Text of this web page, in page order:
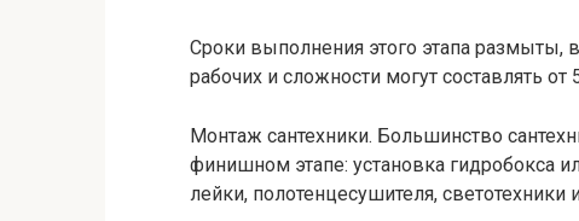
Сроки выполнения этого этапа размыты,
рабочих и сложности могут составлять от
Монтаж сантехники. Большинство
финишном этапе: установка гидробокса
лейки, полотенцесушителя, светотехники